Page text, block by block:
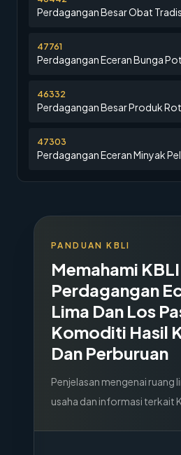
Perdagangan Besar Obat
47761
Perdagangan Eceran Bunga
46332
Perdagangan Besar Produk
47303
Perdagangan Eceran Minyak
PANDUAN KBLI
Memahami KBLI
Perdagangan
Lima Dan Los
Komoditi Hasil
Dan Perburuan
Penjelasan mengenai ruang
usaha dan informasi terkait